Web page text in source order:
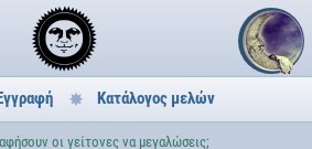
Κατάλογος μελών
οι γείτονες να μεγαλώσεις;